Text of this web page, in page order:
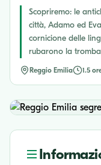
Scopriremo: le
città, Adamo ed
cornicione delle
rubarono la
Reggio Emilia 1.5